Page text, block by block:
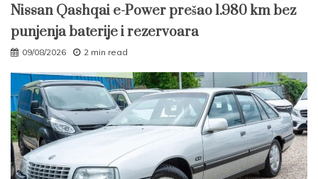
Nissan Qashqai e-Power prešao 1.980 km bez
punjenja baterije i rezervoara
09/08/2026 2 min read